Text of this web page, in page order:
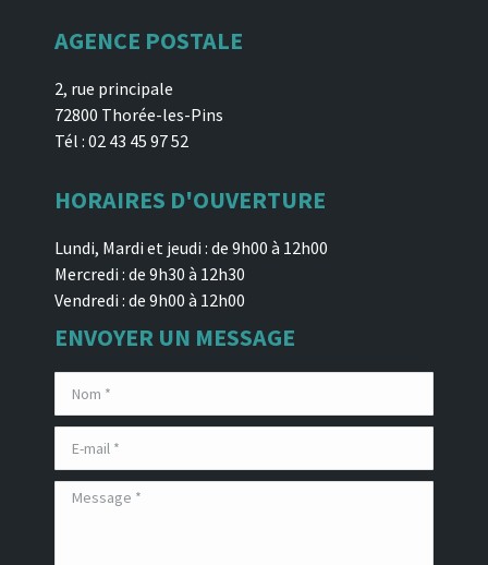
AGENCE POSTALE
2, rue principale
72800 Thorée-les-Pins
Tél : 02 43 45 97 52
HORAIRES D'OUVERTURE
Lundi, Mardi et jeudi : de 9h00 à 12h00
Mercredi : de 9h30 à 12h30
Vendredi : de 9h00 à 12h00
ENVOYER UN MESSAGE